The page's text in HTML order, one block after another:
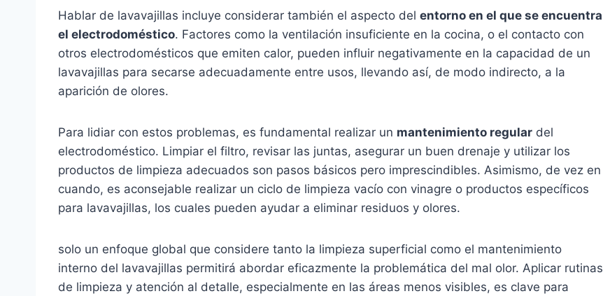
Hablar de lavavajillas incluye considerar también el aspecto del entorno en el que se encuentra
el electrodoméstico. Factores como la ventilación insuficiente en la cocina, o el contacto con
otros electrodomésticos que emiten calor, pueden influir negativamente en la capacidad de un
lavavajillas para secarse adecuadamente entre usos, llevando así, de modo indirecto, a la
aparición de olores.
Para lidiar con estos problemas, es fundamental realizar un mantenimiento regular del
electrodoméstico. Limpiar el filtro, revisar las juntas, asegurar un buen drenaje y utilizar los
productos de limpieza adecuados son pasos básicos pero imprescindibles. Asimismo, de vez en
cuando, es aconsejable realizar un ciclo de limpieza vacío con vinagre o productos específicos
para lavavajillas, los cuales pueden ayudar a eliminar residuos y olores.
solo un enfoque global que considere tanto la limpieza superficial como el mantenimiento
interno del lavavajillas permitirá abordar eficazmente la problemática del mal olor. Aplicar rutinas
de limpieza y atención al detalle, especialmente en las áreas menos visibles, es clave para